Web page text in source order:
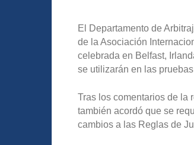
El Departamento de
de la Asociación
celebrada en Belfast,
se utilizarán en las
Tras los comentarios de la
también acordó que se
cambios a las Reglas de